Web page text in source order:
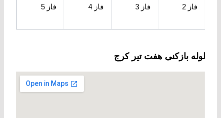
فاز 2
فاز 3
فاز 4
فاز 5
لوله بازکنی هفت تیر کرج